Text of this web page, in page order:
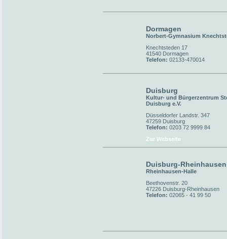
Dormagen
Norbert-Gymnasium
Knechtsteden 17
41540 Dormagen
Telefon: 02133-470014
Duisburg
Kultur- und Bürgerzentrum
Duisburg e.V.
Düsseldorfer Landstr. 347
47259 Duisburg
Telefon: 0203 72 9999 84
Zur Webseite
Duisburg-Rheinhausen
Rheinhausen-Halle
Beethovenstr. 20
47226 Duisburg-Rheinhausen
Telefon: 02065 - 41 99 50